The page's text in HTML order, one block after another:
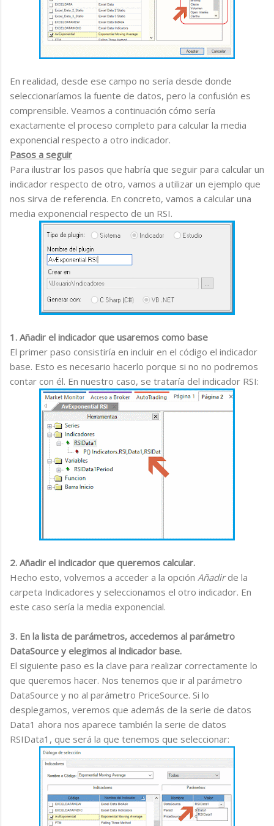
En realidad, desde ese campo no sería desde donde
seleccionaríamos la fuente de datos, pero la confusión es
comprensible. Veamos a continuación cómo sería
exactamente el proceso completo para calcular la media
exponencial respecto a otro indicador.
Pasos a seguir
Para ilustrar los pasos que habría que seguir para calcular un
indicador respecto de otro, vamos a utilizar un ejemplo que
nos sirva de referencia. En concreto, vamos a calcular una
media exponencial respecto de un RSI.
1. Añadir el indicador que usaremos como base
El primer paso consistiría en incluir en el código el indicador
base. Esto es necesario hacerlo porque si no no podremos
contar con él. En nuestro caso, se trataría del indicador RSI:
2. Añadir el indicador que queremos calcular.
Hecho esto, volvemos a acceder a la opción Añadirde la
carpeta Indicadores y seleccionamos el otro indicador. En
este caso sería la media exponencial.
3. En la lista de parámetros, accedemos al parámetro
DataSource y elegimos al indicador base.
El siguiente paso es la clave para realizar correctamente lo
que queremos hacer. Nos tenemos que ir al parámetro
DataSource y no al parámetro PriceSource. Si lo
desplegamos, veremos que además de la serie de datos
Data1 ahora nos aparece también la serie de datos
RSIData1, que será la que tenemos que seleccionar: